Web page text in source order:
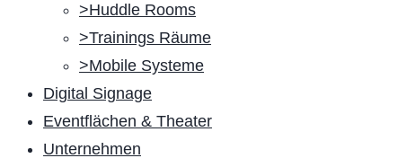
>Huddle Rooms
>Trainings Räume
>Mobile Systeme
Digital Signage
Eventflächen & Theater
Unternehmen